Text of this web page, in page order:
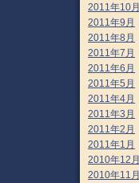
2011年10月
2011年9月
2011年8月
2011年7月
2011年6月
2011年5月
2011年4月
2011年3月
2011年2月
2011年1月
2010年12月
2010年11月